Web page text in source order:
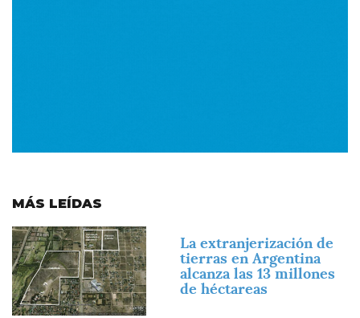
MÁS LEÍDAS
Imagen
La extranjerización de
tierras en Argentina
alcanza las 13 millones
de héctareas